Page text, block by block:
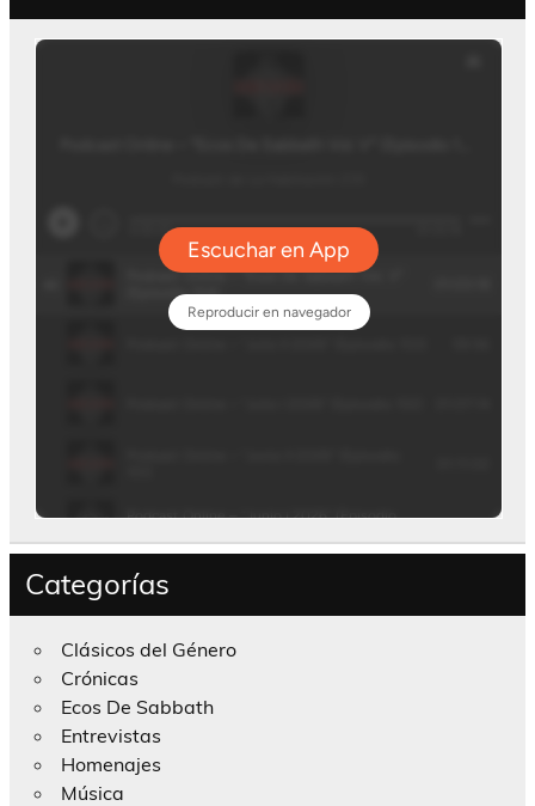
Categorías
Clásicos del Género
Crónicas
Ecos De Sabbath
Entrevistas
Homenajes
Música